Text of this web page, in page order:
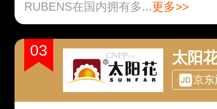
RUBENS在国内拥有多...更多>>
03 太阳
京